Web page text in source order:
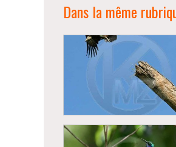
Dans la même